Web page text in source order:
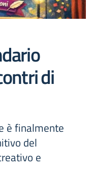
di
è finalmente
del
e